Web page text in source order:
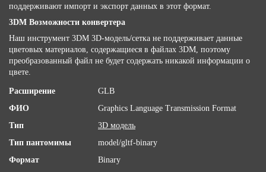
поддерживают импорт и экспорт данных в этот формат.
3DM Возможности конвертера
Наш инструмент 3DM 3D-модель/сетка не поддерживает данные
цветовых материалов, содержащиеся в файлах 3DM, поэтому
преобразованный файл не будет содержать никакой информации о
цвете.
Расширение
GLB
ФИО
Graphics Language Transmission Format
Тип
3D модель
Тип пантомимы
model/gltf-binary
Формат
Binary